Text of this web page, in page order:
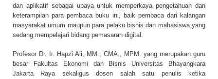
dan aplikatif sebagai upaya untuk memperkaya pengetahuan dan
keterampilan para pembaca buku ini, baik pembaca dari kalangan
masyarakat umum maupun para pelaku bisnis dan mahasiswa yang
sedang mempelajari bidang pemasaran digital.
Profesor Dr. Ir. Hapzi Ali, MM., CMA., MPM. yang merupakan guru
besar Fakultas Ekonomi dan Bisnis Universitas Bhayangkara
Jakarta Raya sekaligus dosen salah satu penulis ketika